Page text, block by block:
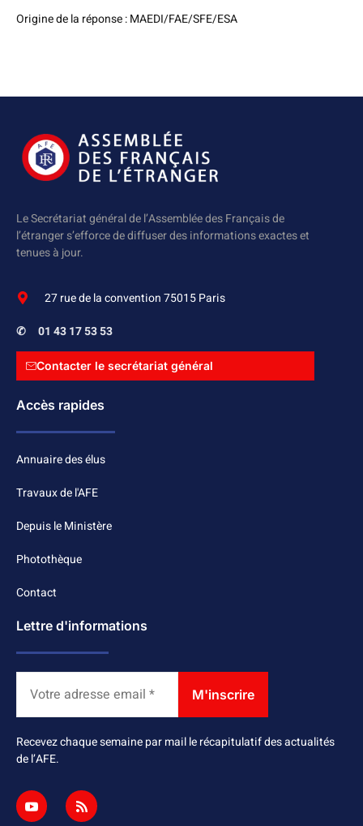
Origine de la réponse : MAEDI/FAE/SFE/ESA
Le Secrétariat général de l’Assemblée des Français de
l’étranger s’efforce de diffuser des informations exactes et
tenues à jour.
27 rue de la convention 75015 Paris
✆ 01 43 17 53 53
Contacter le secrétariat général
Accès rapides
Annuaire des élus
Travaux de l'AFE
Depuis le Ministère
Photothèque
Contact
Lettre d'informations
Recevez chaque semaine par mail le récapitulatif des actualités
de l’AFE.